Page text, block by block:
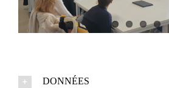
DONNÉES